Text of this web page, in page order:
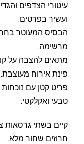
עיטורי הצדפים
ועשיר בפרטים.
הבסיס המעוטר
מרשימה.
מתאים להצבה על
פינת אירוח מעוצבת.
פריט קטן עם
טבעי ואקלקטי.
קיים בשתי גרסאות
חרוזים שחור מלא.